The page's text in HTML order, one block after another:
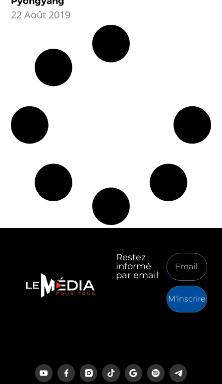
22 Août 2019
Restez
informé
par email
M'inscrire